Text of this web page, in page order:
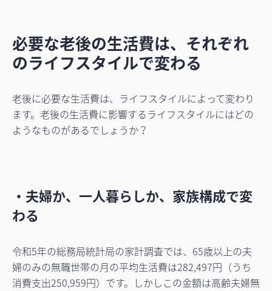
必要な老後の生活費は、それぞれ
のライフスタイルで変わる
老後に必要な生活費は、ライフスタイルによって変わり
ます。老後の生活費に影響するライフスタイルにはどの
ようなものがあるでしょうか？
・夫婦か、一人暮らしか、家族構成で変
わる
令和5年の総務局統計局の家計調査では、65歳以上の夫
婦のみの無職世帯の月の平均生活費は282,497円（うち
消費支出250,959円）です。しかしこの金額は高齢夫婦無